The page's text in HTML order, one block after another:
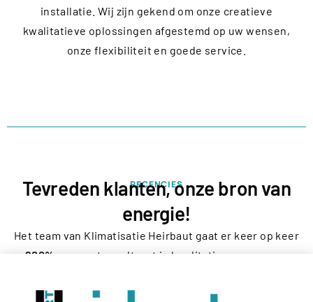
installatie. Wij zijn gekend om onze creatieve
kwalitatieve oplossingen afgestemd op uw wensen,
onze flexibiliteit en goede service.
RECENCIES
Tevreden klanten, onze bron van
energie!
Het team van Klimatisatie Heirbaut gaat er keer op keer
200%
voor wat resulteert in kwalitatieve en proper
zowel vóór, tijdens als na de werken! Dat geeft ons